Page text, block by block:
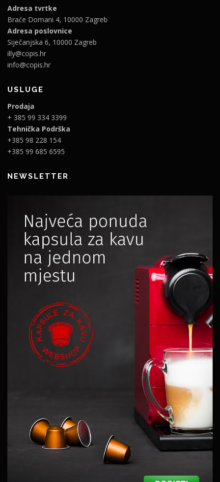
Adresa tvrtke
Braće Domani 4, 10000 Zagreb
Adresa poslovnice
Siječanjska 6, 10000 Zagreb
illy@copis.hr
info@copis.hr
USLUGE
Prodaja
+ 385 99 334 3399
Tehnička Podrška
+385 98 228 154
+385 99 685 6595
NEWSLETTER